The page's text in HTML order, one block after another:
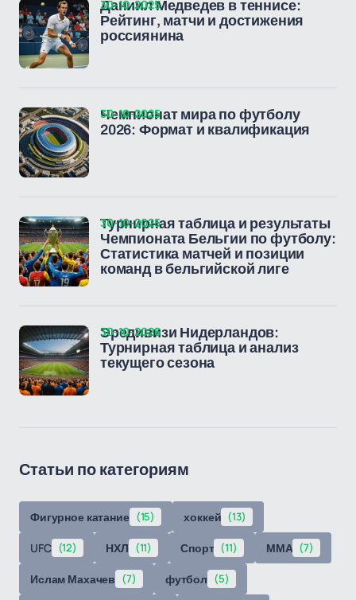
Даниил Медведев в теннисе:
Рейтинг, матчи и достижения
россиянина
30-10-2025
Чемпионат мира по футболу
2026: Формат и квалификация
30-10-2025
Турнирная таблица и результаты
Чемпионата Бельгии по футболу:
Статистика матчей и позиции
команд в бельгийской лиге
30-10-2025
Эредивизи Нидерландов:
Турнирная таблица и анализ
текущего сезона
30-10-2025
Статьи по категориям
Фигурное катание (15) хоккей (13)
UFC (12) НХЛ (11) Спорт (11) ММА (7)
Ислам Махачев (7) футбол (5)